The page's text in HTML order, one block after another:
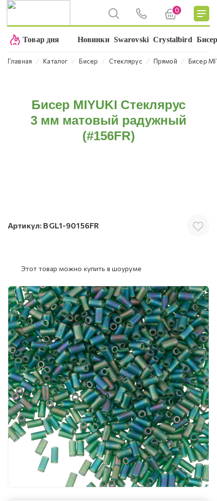
0
Товар дня Новинки Swarovski Crystalbird
Главная ⁄ Каталог ⁄ Бисер ⁄ Cтеклярус ⁄ Прямой ⁄ Бисер
Бисер MIYUKI Стеклярус
3 мм матовый радужный
(#156FR)
Артикул: BGL1-90156FR
Этот товар можно купить в шоуруме